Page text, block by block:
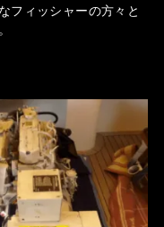
フィッシャーの方々と